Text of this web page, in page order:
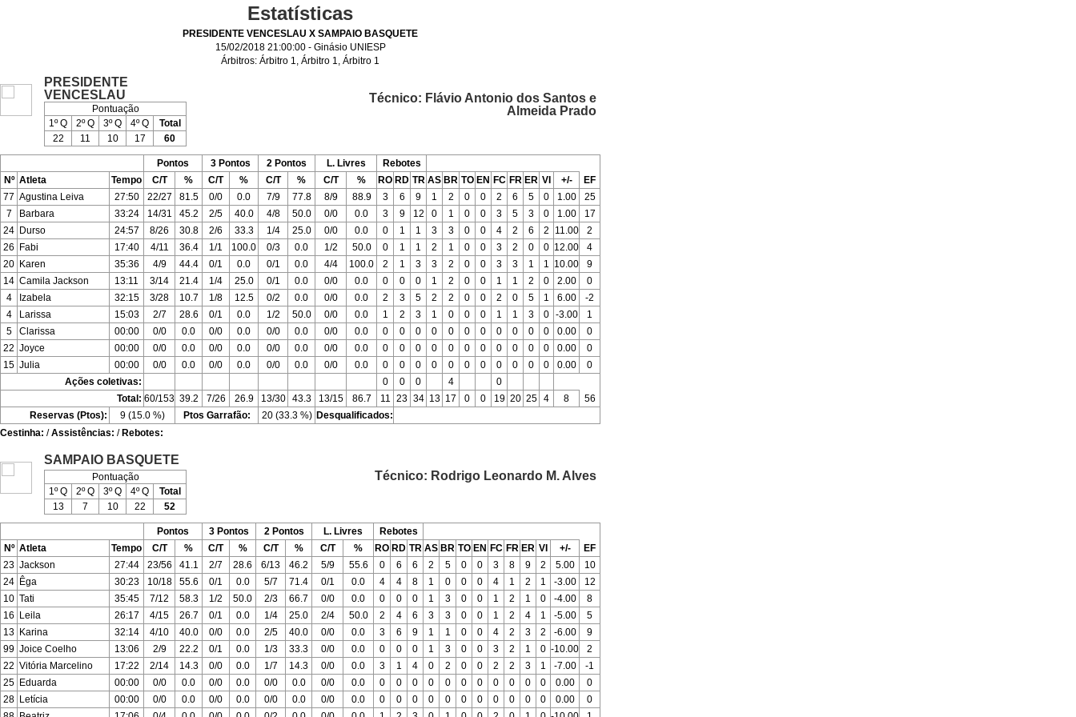
Estatísticas
PRESIDENTE VENCESLAU X SAMPAIO BASQUETE
15/02/2018 21:00:00 - Ginásio UNIESP
Árbitros: Árbitro 1, Árbitro 1, Árbitro 1
PRESIDENTE
VENCESLAU
Técnico: Flávio Antonio dos Santos e
Almeida Prado
Pontuação
1º Q
2º Q 3º Q 4º Q
Total
22
11 10 17 60
Pontos 3 Pontos 2 Pontos L. Livres
Rebotes
Nº Atleta Tempo C/T % C/T % C/T % C/T % RO RD TR AS BR TO EN FC FR ER VI +/-
EF
77 Agustina Leiva 27:50 22/27 81.5 0/0 0.0 7/9 77.8 8/9 88.9 3 6 9 1 2 0 0 2 6 5 0 1.00
25
7
Barbara 33:24 14/31 45.2 2/5 40.0 4/8 50.0 0/0 0.0 3 9 12 0 1 0 0 3 5 3 0 1.00
17
24 Durso 24:57 8/26 30.8 2/6 33.3 1/4 25.0 0/0 0.0 0 1 1 3 3 0 0 4 2 6 2 11.00
2
26
Fabi 17:40 4/11 36.4 1/1 100.0 0/3 0.0 1/2 50.0 0 1 1 2 1 0 0 3 2 0 0 12.00
4
20 Karen 35:36 4/9 44.4 0/1 0.0 0/1 0.0 4/4 100.0 2 1 3 3 2 0 0 3 3 1 1 10.00
9
14 Camila Jackson 13:11 3/14 21.4 1/4 25.0 0/1 0.0 0/0 0.0 0 0 0 1 2 0 0 1 1 2 0 2.00
0
4
Izabela 32:15 3/28 10.7 1/8 12.5 0/2 0.0 0/0 0.0 2 3 5 2 2 0 0 2 0 5 1 6.00
-2
4
Larissa 15:03 2/7 28.6 0/1 0.0 1/2 50.0 0/0 0.0 1 2 3 1 0 0 0 1 1 3 0 -3.00
1
5
Clarissa 00:00 0/0 0.0 0/0 0.0 0/0 0.0 0/0 0.0 0 0 0 0 0 0 0 0 0 0 0 0.00
0
22 Joyce 00:00 0/0 0.0 0/0 0.0 0/0 0.0 0/0 0.0 0 0 0 0 0 0 0 0 0 0 0 0.00
0
15 Julia 00:00 0/0 0.0 0/0 0.0 0/0 0.0 0/0 0.0 0 0 0 0 0 0 0 0 0 0 0 0.00
0
Ações coletivas:
0 0 0 4
0
Total: 60/153 39.2 7/26 26.9 13/30 43.3 13/15 86.7 11 23 34 13 17 0 0 19 20 25 4 8
56
Reservas (Ptos):
9 (15.0 %) Ptos Garrafão: 20 (33.3 %) Desqualificados:
Cestinha: /Assistências: / Rebotes:
SAMPAIO BASQUETE
Técnico: Rodrigo Leonardo M. Alves
Pontuação
1º Q
2º Q 3º Q 4º Q
Total
13
7 10 22 52
Pontos 3 Pontos 2 Pontos L. Livres
Rebotes
Nº Atleta Tempo C/T % C/T % C/T % C/T % RO RD TR AS BR TO EN FC FR ER VI +/-
EF
23 Jackson 27:44 23/56 41.1 2/7 28.6 6/13 46.2 5/9 55.6 0 6 6 2 5 0 0 3 8 9 2 5.00
10
24 Êga 30:23 10/18 55.6 0/1 0.0 5/7 71.4 0/1 0.0 4 4 8 1 0 0 0 4 1 2 1 -3.00
12
10 Tati 35:45 7/12 58.3 1/2 50.0 2/3 66.7 0/0 0.0 0 0 0 1 3 0 0 1 2 1 0 -4.00
8
16
Leila 26:17 4/15 26.7 0/1 0.0 1/4 25.0 2/4 50.0 2 4 6 3 3 0 0 1 2 4 1 -5.00
5
13 Karina 32:14 4/10 40.0 0/0 0.0 2/5 40.0 0/0 0.0 3 6 9 1 1 0 0 4 2 3 2 -6.00
9
99 Joice Coelho 13:06 2/9 22.2 0/1 0.0 1/3 33.3 0/0 0.0 0 0 0 1 3 0 0 3 2 1 0 -10.00
2
22 Vitória Marcelino 17:22 2/14 14.3 0/0 0.0 1/7 14.3 0/0 0.0 3 1 4 0 2 0 0 2 2 3 1 -7.00
-1
25 Eduarda 00:00 0/0 0.0 0/0 0.0 0/0 0.0 0/0 0.0 0 0 0 0 0 0 0 0 0 0 0 0.00
0
28 Letícia 00:00 0/0 0.0 0/0 0.0 0/0 0.0 0/0 0.0 0 0 0 0 0 0 0 0 0 0 0 0.00
0